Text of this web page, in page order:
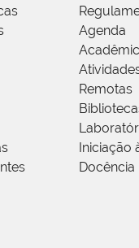
Agenda
Remotas
Iniciação
Docência